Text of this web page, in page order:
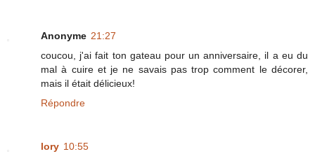
Anonyme 21:27
coucou, j'ai fait ton gateau pour un anniversaire, il a eu du
mal à cuire et je ne savais pas trop comment le décorer,
mais il était délicieux!
Répondre
lory 10:55